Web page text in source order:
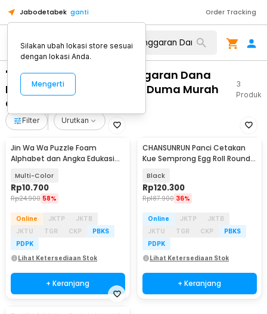
Jabodetabek ganti Order Tracking
"WA 0859 3970 0884 Anggaran Dana
Pemasangan Plafon PVC Duma Murah
Genuk Semarang"
3
Produk
Filter Urutkan
Jin Wa Wa Puzzle Foam
Alphabet dan Angka Edukasi
Multi-Color
Rp10.700
Rp24.900 58%
Online JKTP
JKTB
JKTU
TGR CKP
PBKS
PDPK
Lihat Ketersediaan Stok
+ Keranjang
CHANSUNRUN Panci Cetakan
Kue Semprong Egg Roll Round
Black
Rp120.300
Rp187.900 36%
Online JKTP
JKTB
JKTU
TGR CKP
PBKS
PDPK
Lihat Ketersediaan Stok
+ Keranjang
Silakan ubah lokasi store sesuai
dengan lokasi Anda.
Mengerti